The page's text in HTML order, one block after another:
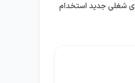
شغلی جدید استخدام